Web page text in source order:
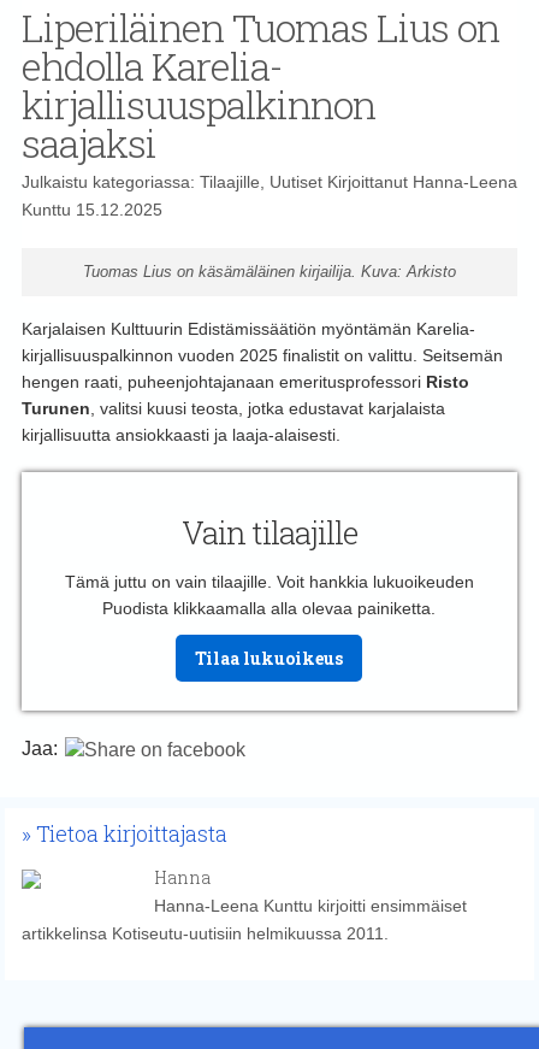
Liperiläinen Tuomas Lius on
ehdolla Karelia-
kirjallisuuspalkinnon
saajaksi
Julkaistu kategoriassa: Tilaajille UutisetKirjoittanut Hanna-Leena
Kunttu 15.12.2025
Tuomas Lius on käsämäläinen kirjailija. Kuva: Arkisto
Karjalaisen Kulttuurin Edistämissäätiön myöntämän Karelia-
kirjallisuuspalkinnon vuoden 2025 finalistit on valittu. Seitsemän
hengen raati, puheenjohtajanaan emeritusprofessori Risto
Turunen , valitsi kuusi teosta, jotka edustavat karjalaista
kirjallisuutta ansiokkaasti ja laaja-alaisesti.
Vain tilaajille
Tämä juttu on vain tilaajille. Voit hankkia lukuoikeuden
Puodista klikkaamalla alla olevaa painiketta.
Tilaa lukuoikeus
Jaa:
Tietoa kirjoittajasta
Hanna
Hanna-Leena Kunttu kirjoitti ensimmäiset
artikkelinsa Kotiseutu-uutisiin helmikuussa 2011.